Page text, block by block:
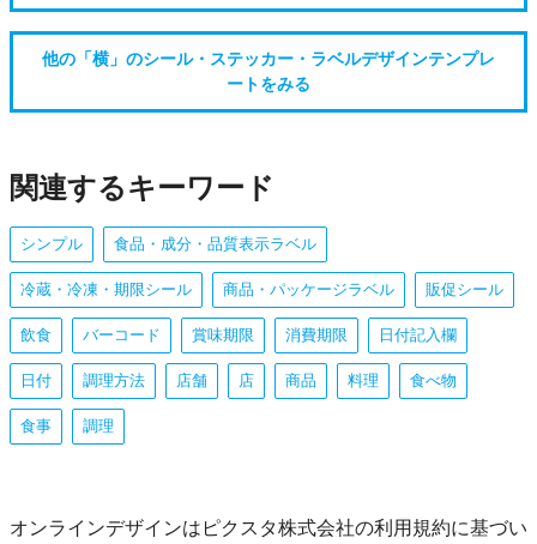
他の「横」のシール・ステッカー・ラベルデザインテンプレ
ートをみる
関連するキーワード
シンプル 食品・成分・品質表示ラベル
冷蔵・冷凍・期限シール 商品・パッケージラベル 販促シール
飲食 バーコード 賞味期限 消費期限 日付記入欄
日付 調理方法 店舗 店 商品 料理 食べ物
食事 調理
オンラインデザインはピクスタ株式会社の利用規約に基づい